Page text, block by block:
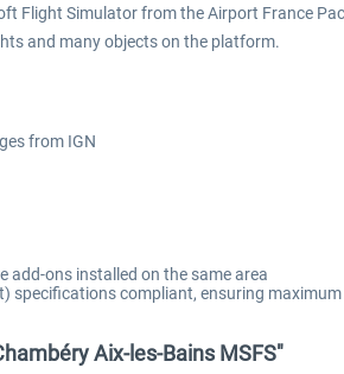
Flight Simulator from the Airport France
and many objects on the platform.
from IGN
ons installed on the same area
specifications compliant, ensuring
Aix-les-Bains MSFS"